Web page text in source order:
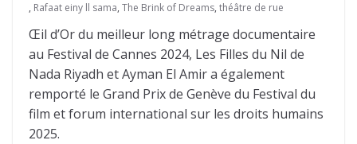
, Rafaat einy ll sama, The Brink of Dreams, théâtre de rue
Œil d’Or du meilleur long métrage documentaire
au Festival de Cannes 2024, Les Filles du Nil de
Nada Riyadh et Ayman El Amir a également
remporté le Grand Prix de Genève du Festival du
film et forum international sur les droits humains
2025.